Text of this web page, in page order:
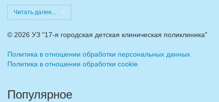
Читать далее...
© 2026 УЗ "17-я городская детская клиническая поликлиника"
Политика в отношении обработки персональных данных
Политика в отношении обработки cookie
Популярное